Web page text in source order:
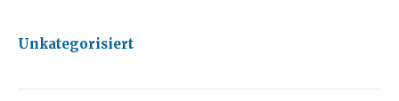
Unkategorisiert